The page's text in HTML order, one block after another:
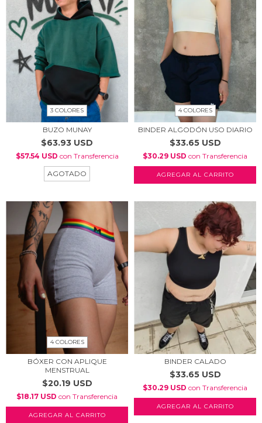
3 COLORES
BUZO MUNAY
$63.93 USD
$57.54 USD con Transferencia
AGOTADO
4 COLORES
BINDER ALGODÓN USO DIARIO
$33.65 USD
$30.29 USD con Transferencia
AGREGAR AL CARRITO
4 COLORES
BÓXER CON APLIQUE
MENSTRUAL
$20.19 USD
$18.17 USD con Transferencia
AGREGAR AL CARRITO
BINDER CALADO
$33.65 USD
$30.29 USD con Transferencia
AGREGAR AL CARRITO